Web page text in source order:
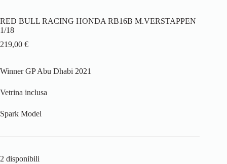
RED BULL RACING HONDA RB16B M.VERSTAPPEN
1/18
219,00 €
Winner GP Abu Dhabi 2021
Vetrina inclusa
Spark Model
2 disponibili